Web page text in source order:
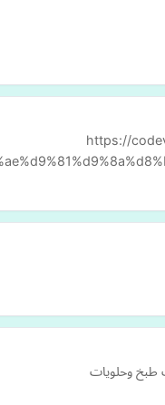
https://
طبخ وحلويات